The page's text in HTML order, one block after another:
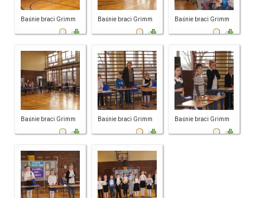
Baśnie braci Grimm Baśnie braci Grimm Baśnie braci Grimm
Baśnie braci Grimm Baśnie braci Grimm Baśnie braci Grimm